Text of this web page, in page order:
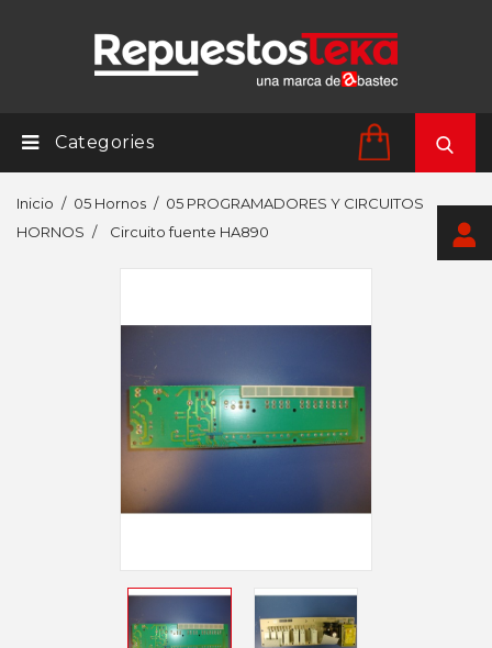
Categories
Inicio 05 Hornos
05 PROGRAMADORES Y CIRCUITOS
HORNOS
Circuito fuente HA890